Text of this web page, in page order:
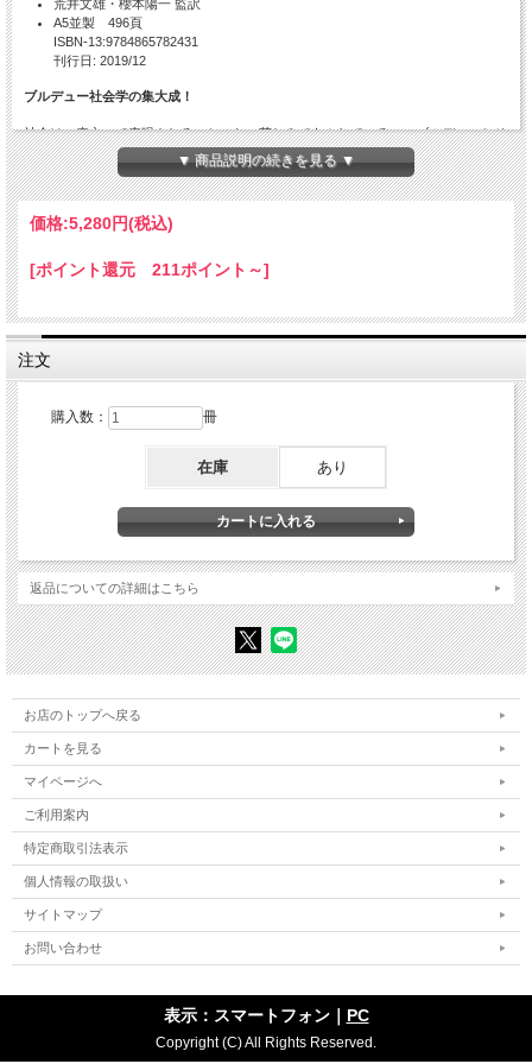
荒井文雄・櫻本陽一 監訳
A5並製 496頁
ISBN-13:9784865782431
刊行日: 2019/12
ブルデュー社会学の集大成！
社会は、表立って表現されることのない苦しみであふれている――ブルデューとそ
の弟子ら23人が、52のインタビューにおいて、ブルーカラー労働者、農民、小店
主、失業者、外国人労働者などの「声なき声」に耳を傾け、その「悲惨」をも た
らした社会的条件を明らかにする。
目次（第1分冊）
読者に （ピエール・ブルデュー）
第Ⅰ部 様々な視点からなる空間 ピエール・ブルデュー
ジョンキーユ通り ピエール・ブルデュー
行き所のない一家 アブデルマレク・サヤド
労働者の町の住民たち 〈聞き手〉アブデルマレク・サヤド
だれにも邪魔されない我が家で ロジーヌ・クリスタン
郊外に一戸建ての家を持っていた女性 〈聞き手〉ロジーヌ・クリスタン
メディアの視点 パトリック・シャンパーニュ
どうにもならない現実 ピエール・ブルデュー
フランスに同化した家族 パトリック・シャンパーニュ
低家賃住宅団地に暮らす女性 〈聞き手〉パトリック・シャンパーニュ
割に合わない投資 ガブリエル・バラーズ
女性商店主 〈聞き手〉ガブリエル・バラーズ
悪評との戦い ガブリエル・バラーズ
低家賃住宅の住民 〈聞き手〉ガブリエル・バラーズ
■団地住民からテレビ記者への公開質問状
低家賃住宅の管理人 〈聞き手〉パトリック・シャンパーニュ
「バッサリ却下」 ガブリエル・バラーズ
市会議員 〈聞き手〉ガブリエル・バラーズ／ジャン・バラン
第Ⅱ部 場所の作用 ピエール・ブルデュー
アメリカという逆ユートピアから ロイック・ヴァカン
■シカゴの黒人ゲットーにおける貧困と犯罪
■ハーレムの稼ぎ人（ハスラー）
アメリカの黒人ゲットーに住む稼ぎ人（ハスラー） 〈聞き手〉ロイック・ヴ
ァカン
エル・バリオのホームレス フィリップ・ブルゴワ
ハーレムのプエルトリコ人麻薬売人 〈聞き手〉フィリップ・ブルゴワ
達成不可能な任務 ピエール・ブルデュー
フランス北部のプロジェクト主任 〈聞き手〉ピエール・ブルデュー
制度の自己欺瞞 ピエール・ブルデュー
▼ 商品説明の続きを見る ▼
価格:5,280円(税込)
[ポイント還元 211ポイント～]
注文
購入数： 冊
在庫 あり
返品についての詳細はこちら
お店のトップへ戻る
カートを見る
マイページへ
ご利用案内
特定商取引法表示
個人情報の取扱い
サイトマップ
お問い合わせ
表示：スマートフォン｜ PC
Copyright (C) All Rights Reserved.